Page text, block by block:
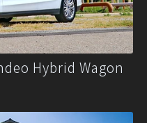
Hybrid Wagon